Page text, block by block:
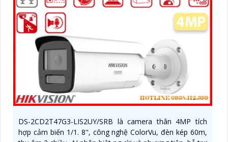
DS-2CD2T47G3-LIS2UY/SRB là camera thân 4MP tích
hợp cảm biến 1/1. 8", công nghệ ColorVu, đèn kép 60m,